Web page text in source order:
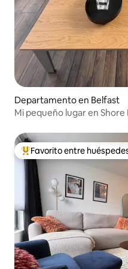
Departamento en Belfast
Mi pequeño lugar en Shore
Favorito entre los
Favorito entre